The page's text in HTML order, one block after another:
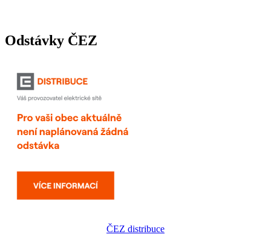
Odstávky ČEZ
ČEZ distribuce